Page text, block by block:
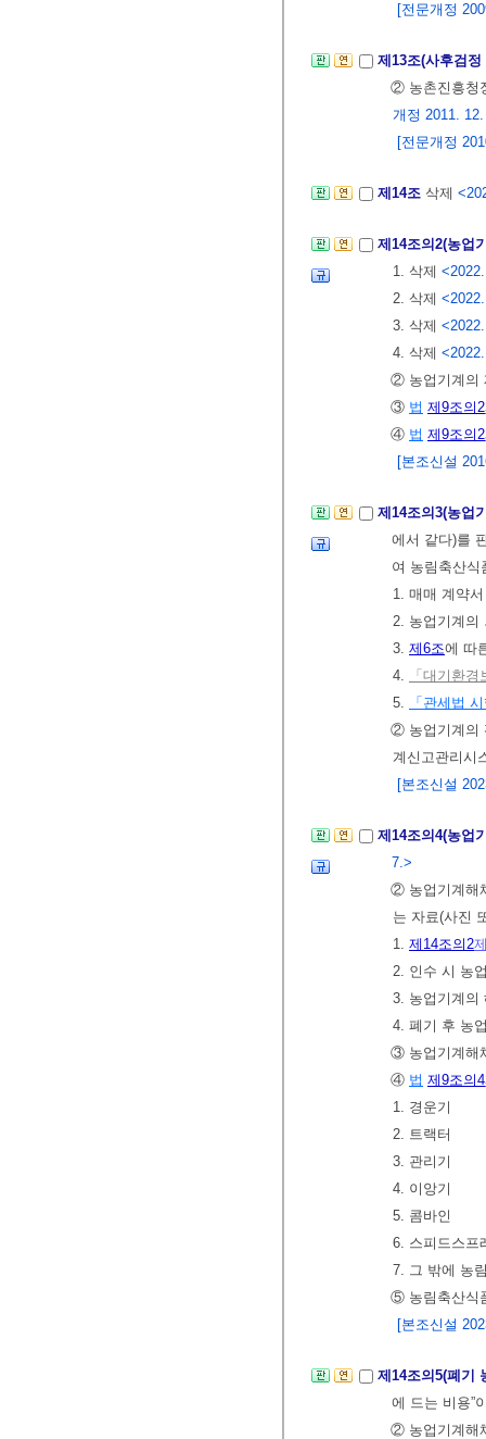
[전문개정
제13조(사후검
② 농촌진흥청
개정 2011.
[전문개정
제14조 삭제
제14조의2(농업
1. 삭제
2. 삭제
3. 삭제
4. 삭제
② 농업기계의
③ 법 제9조의2
④ 법 제9조의2
[본조신설
제14조의3(농업
에서 같다)를
여 농림축산
1. 매매 계약
2. 농업기계의
3. 제6조에 따
4.
「대기환
5.
「관세법
② 농업기계의
계신고관리시
[본조신설
제14조의4(농업
7.>
② 농업기계해
는 자료(사진
1. 제14조의2
2. 인수 시 농
3. 농업기계의
4. 폐기 후 농
③ 농업기계해
④ 법 제9조의4
1. 경운기
2. 트랙터
3. 관리기
4. 이앙기
5. 콤바인
6. 스피드스프
7. 그 밖에 농
⑤ 농림축산식
[본조신설
제14조의5(폐기
에 드는 비용”
② 농업기계해